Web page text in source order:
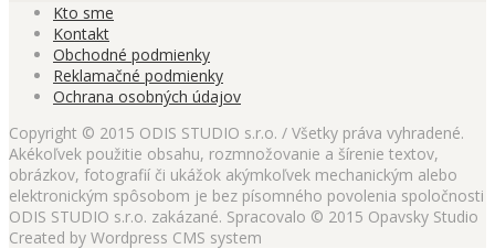
Kto sme
Kontakt
Obchodné podmienky
Reklamačné podmienky
Ochrana osobných údajov
Copyright © 2015 ODIS STUDIO s.r.o. / Všetky práva vyhradené.
Akékoľvek použitie obsahu, rozmnožovanie a šírenie textov,
obrázkov, fotografií či ukážok akýmkoľvek mechanickým alebo
elektronickým spôsobom je bez písomného povolenia spoločnosti
ODIS STUDIO s.r.o. zakázané. Spracovalo © 2015 Opavsky Studio
Created by Wordpress CMS system